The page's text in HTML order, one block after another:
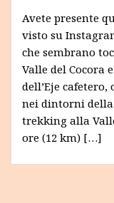
Avete presente
visto su
che sembrano
Valle del Cocora
dell’Eje
nei dintorni
trekking alla
ore (12 km) […]